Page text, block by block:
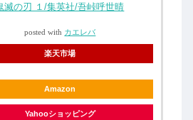
滅の刃 １/集英社/吾峠呼世晴
posted with カエレバ
楽天市場
Amazon
Yahooショッピング